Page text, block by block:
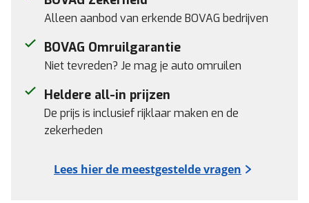
Alleen aanbod van erkende BOVAG bedrijven
BOVAG Omruilgarantie
Niet tevreden? Je mag je auto omruilen
Heldere all-in prijzen
De prijs is inclusief rijklaar maken en de
zekerheden
Lees hier de meestgestelde vragen